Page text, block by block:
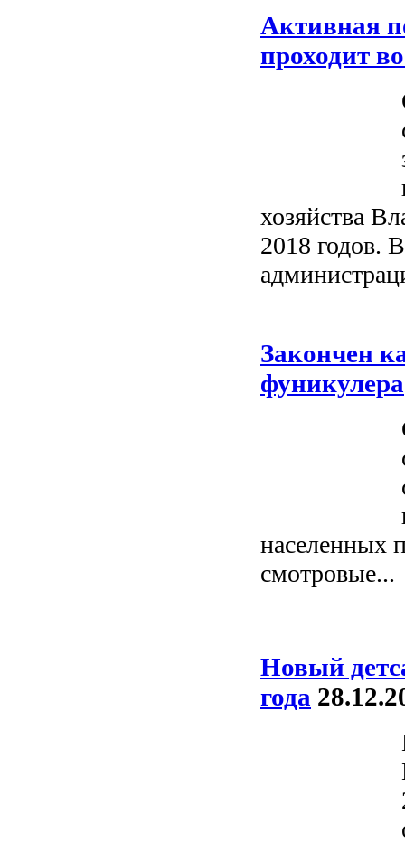
Активная
проходит
хозяйства
2018 годов.
Закончен
фуникулера
населенных
смотровые...
Новый
года